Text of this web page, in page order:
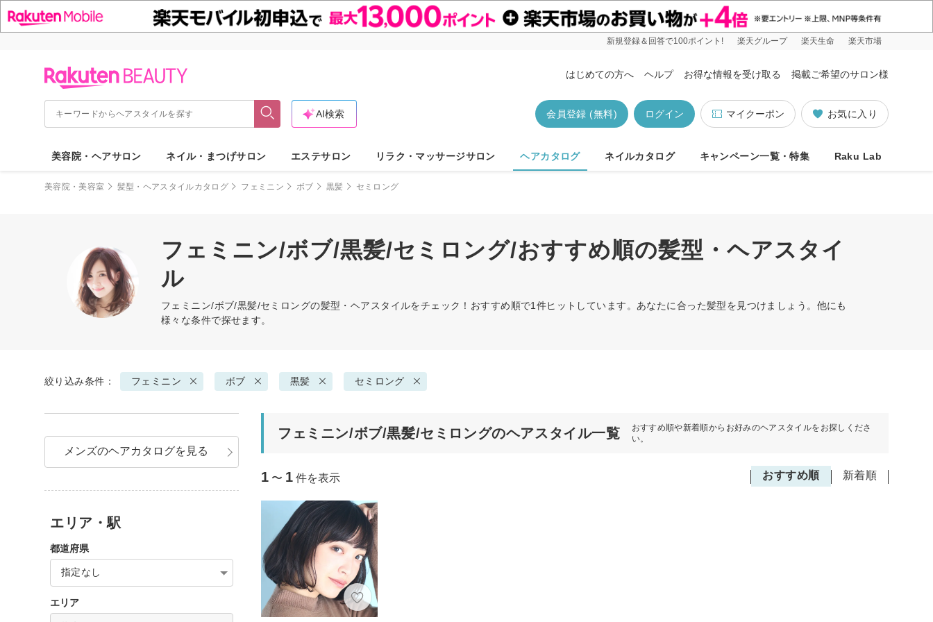
新規登録＆回答で100ポイント! 楽天グループ 楽天生命 楽天市場
はじめての方へ ヘルプ お得な情報を受け取る 掲載ご希望のサロン様
お気に入り
マイクーポン
ログイン
会員登録 (無料)
AI検索
美容院・ヘアサロン ネイル・まつげサロン エステサロン リラク・マッサージサロン ヘアカタログ ネイルカタログ キャンペーン一覧・特集 Raku Lab
美容院・美容室 髪型・ヘアスタイルカタログ フェミニン ボブ 黒髪 セミロング
フェミニン/ボブ/黒髪/セミロング/おすすめ順の髪型・ヘアスタイ
ル
フェミニン/ボブ/黒髪/セミロングの髪型・ヘアスタイルをチェック！おすすめ順で1件ヒットしています。あなたに合った髪型を見つけましょう。他にも
様々な条件で探せます。
絞り込み条件： フェミニン ボブ 黒髪 セミロング
フェミニン/ボブ/黒髪/セミロングのヘアスタイル一覧
おすすめ順や新着順からお好みのヘアスタイルをお探しくださ
い。
おすすめ順 新着順
1 〜 1 件を表示
メンズのヘアカタログを見る
エリア・駅
都道府県
指定なし
エリア